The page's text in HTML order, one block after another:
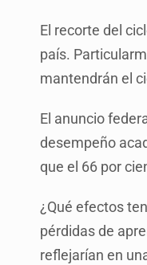
El recorte del
país.
mantendrán el
El anuncio
desempeño
que el 66 por
¿Qué efectos
pérdidas de
reflejarían en